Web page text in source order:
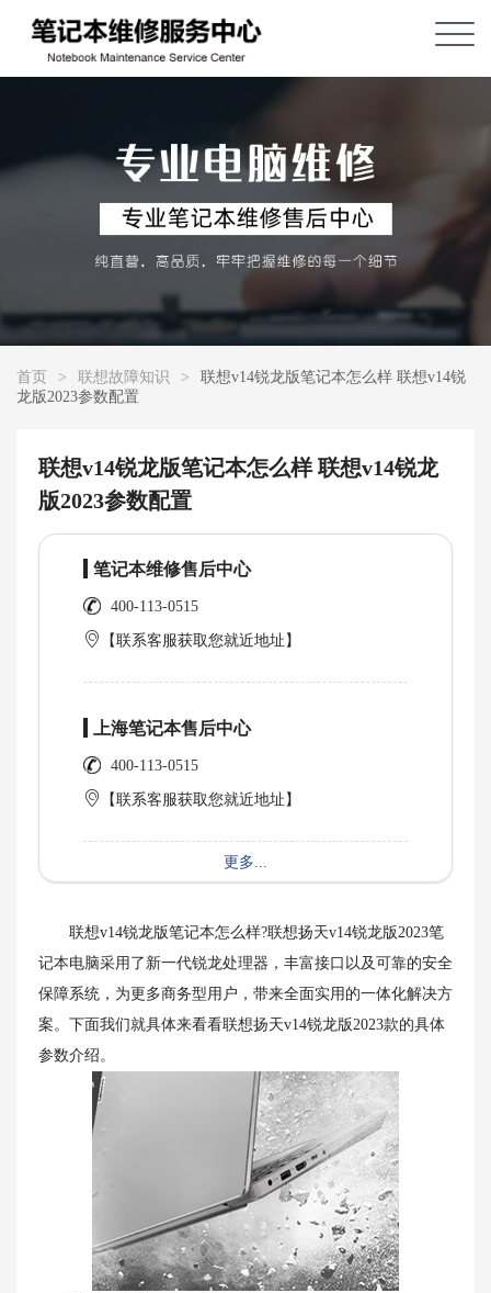
首页 > 联想故障知识 >
联想v14锐龙版笔记本怎么样 联想v14锐
龙版2023参数配置
联想v14锐龙版笔记本怎么样 联想v14锐龙
版2023参数配置
笔记本维修售后中心
400-113-0515
【联系客服获取您就近地址】
上海笔记本售后中心
400-113-0515
【联系客服获取您就近地址】
更多...
联想v14锐龙版笔记本怎么样?联想扬天v14锐龙版2023笔
记本电脑采用了新一代锐龙处理器，丰富接口以及可靠的安全
保障系统，为更多商务型用户，带来全面实用的一体化解决方
案。下面我们就具体来看看联想扬天v14锐龙版2023款的具体
参数介绍。